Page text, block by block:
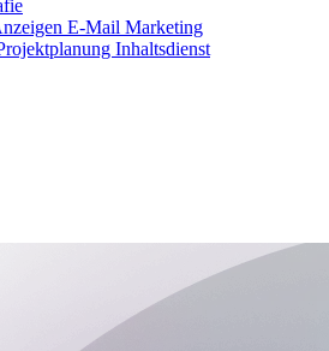
E-Mail Marketing
Inhaltsdienst